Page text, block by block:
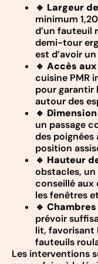
🔹 Largeur
minimum
d’un fauteuil
demi-tour
est d’avoir
🔹 Accès
cuisine PMR
pour garantir
autour des
🔹
un passage
des
position
🔹 Hauteur
obstacles, un
conseillé aux
les fenêtres
🔹
prévoir
lit, favorisant
fauteuils
Les interventions